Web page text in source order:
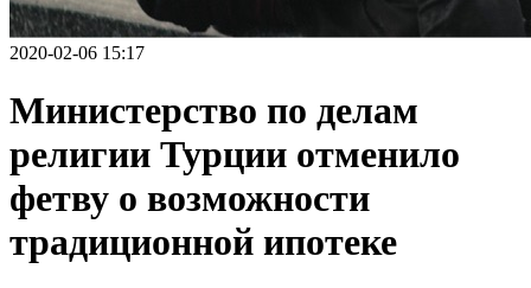
2020-02-06 15:17
Министерство по делам
религии Турции отменило
фетву о возможности
традиционной ипотеке